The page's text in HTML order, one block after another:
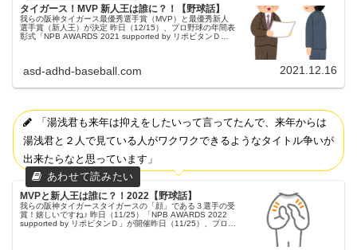
タイガース！MVP 新人王は誰に？！【野球話】
我らの阪神タイガース最優秀選手賞（MVP）と最優秀新人
選手賞（新人王）が決定 昨日（12/15）、プロ野球の年間表
彰式「NPB AWARDS 2021 supported by リポビタンＤ」
asd-adhd-baseball.com 2021.12.16
「湯浅君も来年は抑えをしたいって言ってたんで、来年からは
湯浅君と２人で見ている人がワクワクできるようなタイトル争いが
出来たらなと思っています」
MVPと新人王は誰に？！2022【野球話】
我らの阪神タイガースタイガースの「顔」である３選手の受
賞！嬉しいですね♪ 昨日（11/25）「NPB AWARDS 2022
supported by リポビタンＤ」が開催昨日（11/25）、プロ野